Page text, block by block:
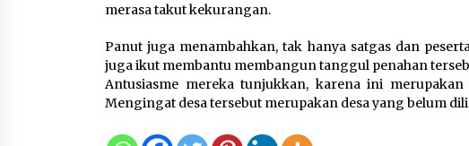
merasa takut kekurangan.
Panut juga menambahkan, tak hanya satgas dan
juga ikut membantu membangun tanggul penahan
Antusiasme mereka tunjukkan, karena ini
Mengingat desa tersebut merupakan desa yang belum